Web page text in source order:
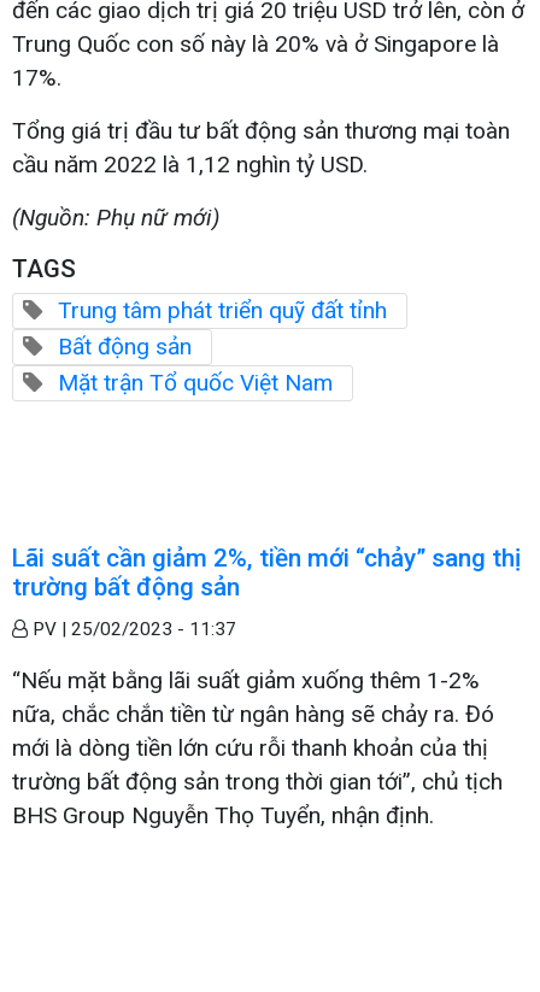
đến các giao dịch trị giá 20 triệu USD trở lên, còn ở
Trung Quốc con số này là 20% và ở Singapore là
17%.
Tổng giá trị đầu tư bất động sản thương mại toàn
cầu năm 2022 là 1,12 nghìn tỷ USD.
(Nguồn: Phụ nữ mới)
TAGS
Trung tâm phát triển quỹ đất tỉnh
Bất động sản
Mặt trận Tổ quốc Việt Nam
Lãi suất cần giảm 2%, tiền mới “chảy” sang thị
trường bất động sản
PV | 25/02/2023 - 11:37
“Nếu mặt bằng lãi suất giảm xuống thêm 1-2%
nữa, chắc chắn tiền từ ngân hàng sẽ chảy ra. Đó
mới là dòng tiền lớn cứu rỗi thanh khoản của thị
trường bất động sản trong thời gian tới”, chủ tịch
BHS Group Nguyễn Thọ Tuyển, nhận định.